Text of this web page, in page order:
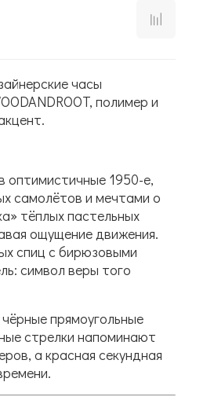
часы
полимер и
оптимистичные 1950-е,
самолётов и мечтами о
тёплых пастельных
ощущение движения.
спиц с бирюзовыми
символ веры того
прямоугольные
стрелки напоминают
а красная секундная